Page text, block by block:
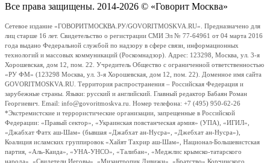
Все права защищены. 2014-2026 © «Говорит Москва»
Сетевое издание «ГОВОРИТМОСКВА.РУ/GOVORITMOSKVA.RU». Предназначено для
лиц старше 16 лет. Свидетельство о регистрации СМИ Эл № 77-64961 от 04 марта 2016
года выдано Федеральной службой по надзору в сфере связи, информационных
технологий и массовых коммуникаций (Роскомнадзор). Адрес: 123298, Москва, ул. 3-я
Хорошевская, дом 12, пом. 22. Учредитель Общество с ограниченной ответственностью
«РУ ФМ» (123298 Москва, ул. 3-я Хорошевская, дом 12, пом. 22). Доменное имя сайта
GOVORITMOSKVA.RU. Территория распространения – Российская Федерация и
зарубежные страны. Языки: русский и английский. Главный редактор Бабаян Роман
Георгиевич. Email: info@govoritmoskva.ru. Номер телефона: +7 (495) 950-62-26
*Экстремистские и террористические организации, запрещенные в Российской
Федерации: «Правый сектор», «Украинская повстанческая армия» (УПА), «ИГИЛ»,
«Джабхат Фатх аш-Шам» (бывшая «Джабхат ан-Нусра», «Джебхат ан-Нусра»),
Коалиция исламских группировок «Хайят Тахрир аш-Шам», Национал-Большевистская
партия, «Аль-Каида», «УНА-УНСО», «Талибан», «Меджлис крымско-татарского
народа», «Свидетели Иеговы», «Мизантропик Дивижн», «Братство» Корчинского,